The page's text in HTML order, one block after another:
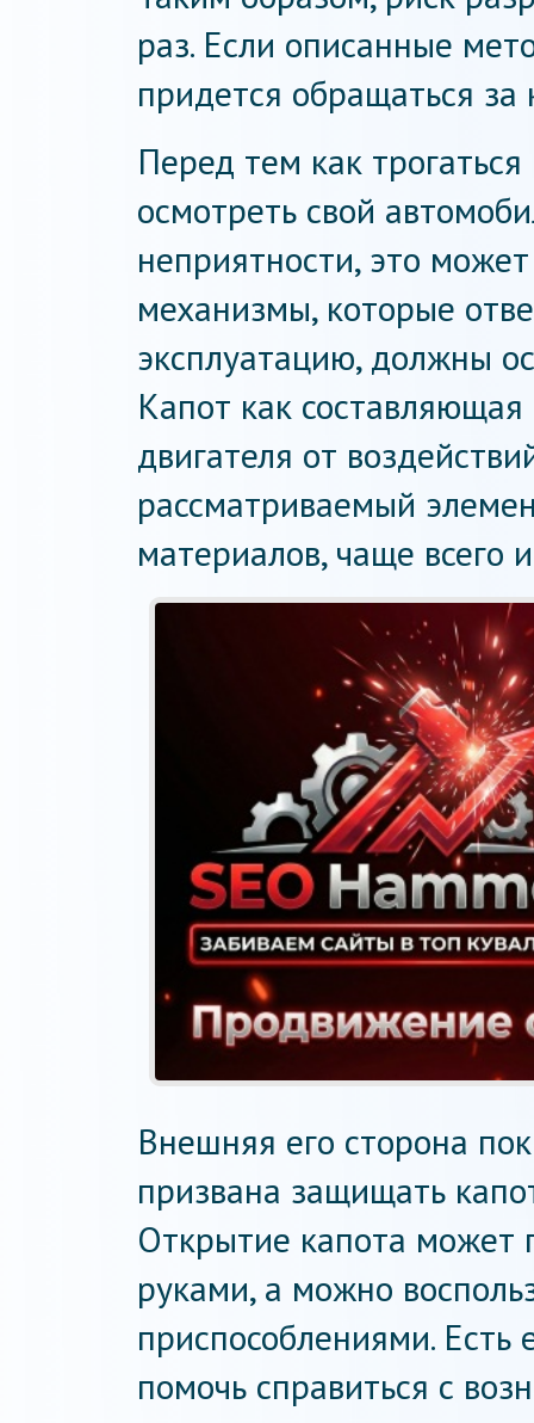
раз. Если описанные
придется обращаться
Перед тем как
осмотреть свой
неприятности, это
механизмы, которые
эксплуатацию, должны
Капот как
двигателя от
рассматриваемый
материалов, чаще всего
Внешняя его сторона
призвана защищать
Открытие капота может
руками, а можно
приспособлениями.
помочь справиться с